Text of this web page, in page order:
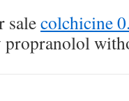
salecolchicine
propranolol